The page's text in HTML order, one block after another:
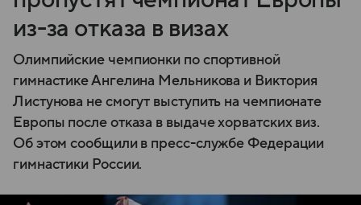
из-за отказа в визах
Олимпийские чемпионки по спортивной
гимнастике Ангелина Мельникова и Виктория
Листунова не смогут выступить на чемпионате
Европы после отказа в выдаче хорватских виз.
Об этом сообщили в пресс-службе Федерации
гимнастики России.